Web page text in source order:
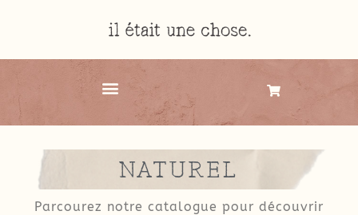
NATUREL
Parcourez notre catalogue pour découvrir